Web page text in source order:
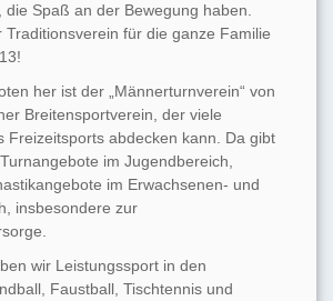
die Spaß an der Bewegung haben.
Traditionsverein für die ganze Familie
her ist der „Männerturnverein“ von
Breitensportverein, der viele
Freizeitsports abdecken kann. Da gibt
im Jugendbereich,
im Erwachsenen- und
insbesondere zur
wir Leistungssport in den
Faustball, Tischtennis und